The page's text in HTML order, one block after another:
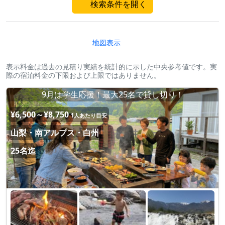
検索条件を開く
地図表示
表示料金は過去の見積り実績を統計的に示した中央参考値です。実
際の宿泊料金の下限および上限ではありません。
9月は学生応援！最大25名で貸し切り！
¥6,500～¥8,750 1人あたり目安
山梨・南アルプス・白州
25名迄